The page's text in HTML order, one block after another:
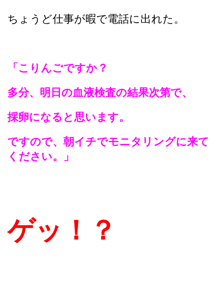
ちょうど仕事が暇で電話に出れた。
「こりんごですか？
多分、明日の血液検査の結果次第で、
採卵になると思います。
ですので、朝イチでモニタリングに来て
ください。」
ゲッ！？